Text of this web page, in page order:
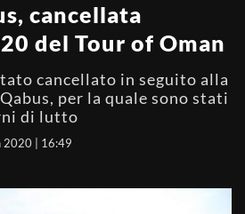
cancellata
del Tour of Oman
cancellato in seguito alla
per la quale sono stati
di lutto
2020 | 16:49